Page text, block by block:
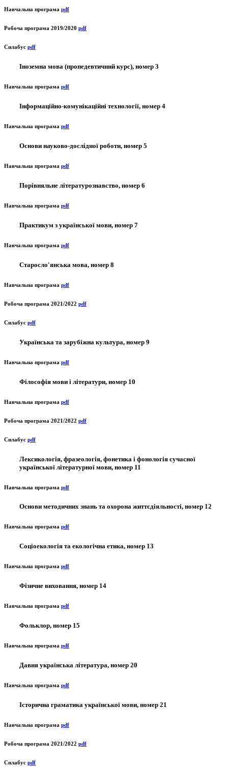
Навчальна програма pdf
Робоча програма 2019/2020 pdf
Силабус pdf
Іноземна мова (пропедевтичний курс), номер 3
Навчальна програма pdf
Інформаційно-комунікаційні технології, номер 4
Навчальна програма pdf
Основи науково-дослідної роботи, номер 5
Навчальна програма pdf
Порівняльне літературознавство, номер 6
Навчальна програма pdf
Практикум з української мови, номер 7
Навчальна програма pdf
Старосло'янська мова, номер 8
Навчальна програма pdf
Робоча програма 2021/2022 pdf
Силабус pdf
Українська та зарубіжна культура, номер 9
Навчальна програма pdf
Філософія мови і літератури, номер 10
Навчальна програма pdf
Робоча програма 2021/2022 pdf
Силабус pdf
Лексикологія, фразеологія, фонетика і фонологія сучасної
української літературної мови, номер 11
Навчальна програма pdf
Основи методичних знань та охорона життєдіяльності, номер 12
Навчальна програма pdf
Соціоекологія та екологічна етика, номер 13
Навчальна програма pdf
Фізичне виховання, номер 14
Навчальна програма pdf
Фольклор, номер 15
Навчальна програма pdf
Давня українська література, номер 20
Навчальна програма pdf
Історична граматика української мови, номер 21
Навчальна програма pdf
Робоча програма 2021/2022 pdf
Силабус pdf